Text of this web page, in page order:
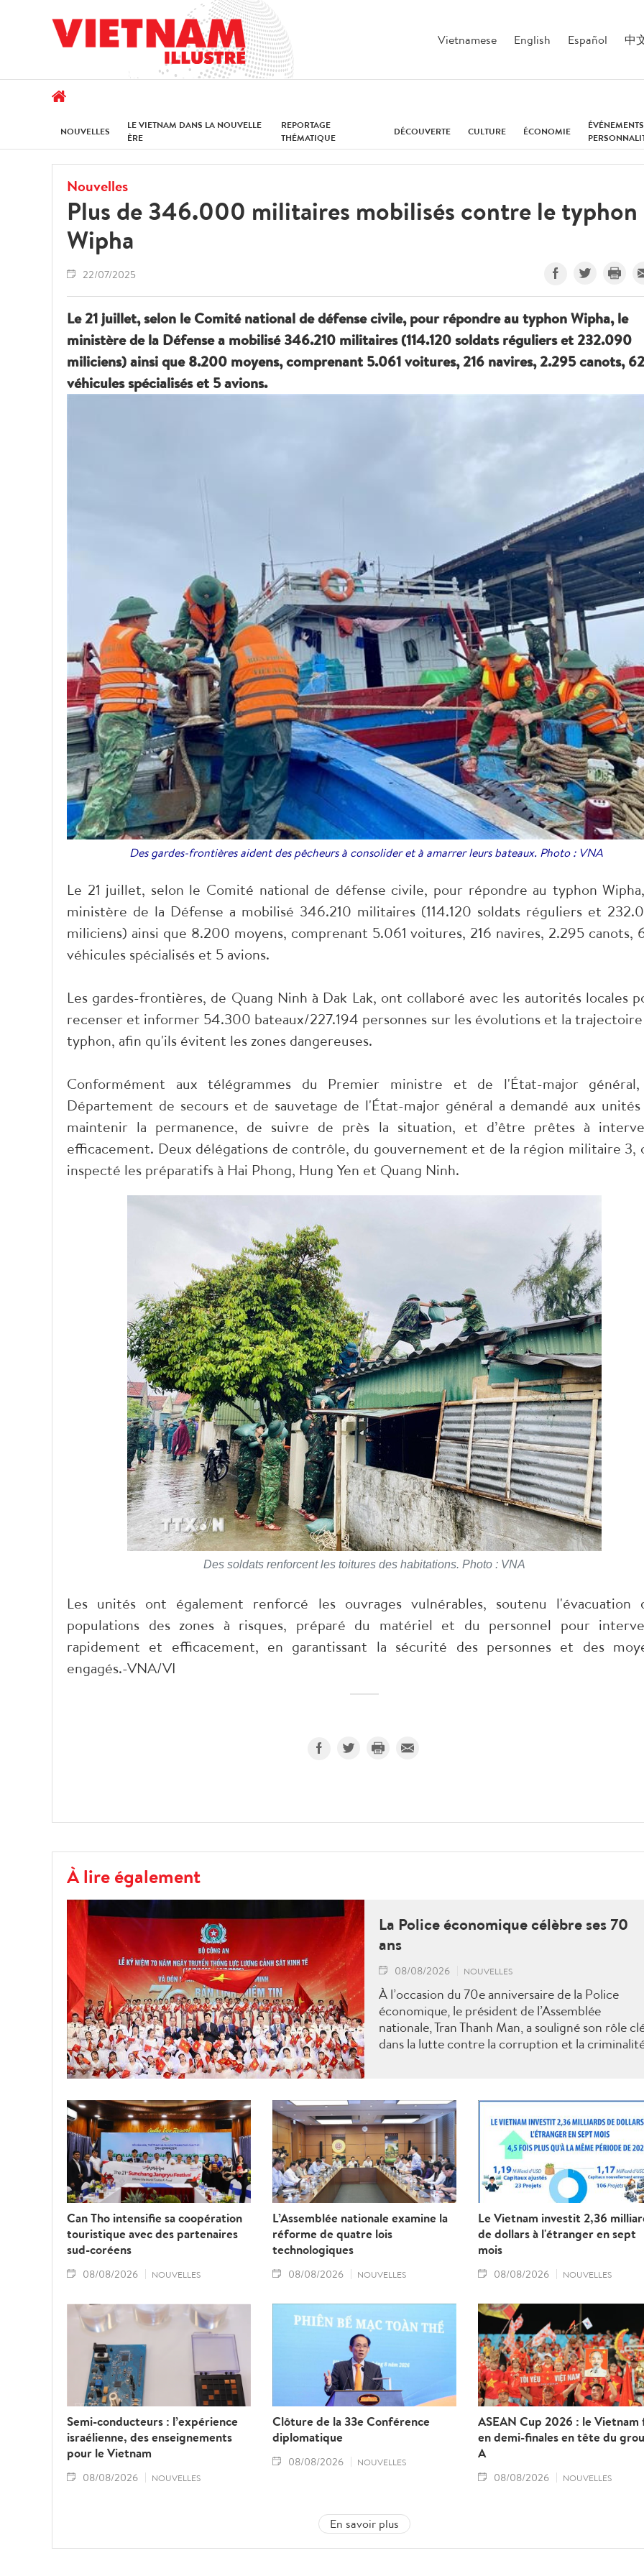
Vietnamese English Español 中
NOUVELLES
LE VIETNAM DANS LA NOUVELLE
ÈRE
REPORTAGE
THÉMATIQUE
DÉCOUVERTE CULTURE ÉCONOMIE
Nouvelles
Plus de 346.000 militaires mobilisés contre le typhon
Wipha
22/07/2025
Le 21 juillet, selon le Comité national de défense civile, pour répondre au typhon Wipha, le
ministère de la Défense a mobilisé 346.210 militaires (114.120 soldats réguliers et 232.090
miliciens) ainsi que 8.200 moyens, comprenant 5.061 voitures, 216 navires, 2.295 canots,
véhicules spécialisés et 5 avions.
Des gardes-frontières aident des pêcheurs à consolider et à amarrer leurs bateaux. Photo : VNA
Le 21 juillet, selon le Comité national de défense civile, pour répondre au typhon
ministère de la Défense a mobilisé 346.210 militaires (114.120 soldats réguliers et
miliciens) ainsi que 8.200 moyens, comprenant 5.061 voitures, 216 navires, 2.295 canots,
véhicules spécialisés et 5 avions.
Les gardes-frontières, de Quang Ninh à Dak Lak, ont collaboré avec les autorités locales
recenser et informer 54.300 bateaux/227.194 personnes sur les évolutions et la
typhon, afin qu'ils évitent les zones dangereuses.
Conformément aux télégrammes du Premier ministre et de l'État-major
Département de secours et de sauvetage de l'État-major général a demandé aux
maintenir la permanence, de suivre de près la situation, et d’être prêtes à
efficacement. Deux délégations de contrôle, du gouvernement et de la région militaire 3,
inspecté les préparatifs à Hai Phong, Hung Yen et Quang Ninh.
Des soldats renforcent les toitures des habitations. Photo : VNA
Les unités ont également renforcé les ouvrages vulnérables, soutenu l'évacuation
populations des zones à risques, préparé du matériel et du personnel pour
rapidement et efficacement, en garantissant la sécurité des personnes et des
engagés.-VNA/VI
À lire également
La Police économique célèbre ses 70
ans
08/08/2026 NOUVELLES
À l’occasion du 70e anniversaire de la Police
économique, le président de l’Assemblée
nationale, Tran Thanh Man, a souligné son rôle
dans la lutte contre la corruption et la
Can Tho intensifie sa coopération
touristique avec des partenaires
sud-coréens
08/08/2026 NOUVELLES
L’Assemblée nationale examine la
réforme de quatre lois
technologiques
08/08/2026 NOUVELLES
Le Vietnam investit 2,36
de dollars à l'étranger en sept
mois
08/08/2026 NOUVELLES
Semi-conducteurs : l’expérience
israélienne, des enseignements
pour le Vietnam
08/08/2026 NOUVELLES
Clôture de la 33e Conférence
diplomatique
08/08/2026 NOUVELLES
ASEAN Cup 2026 : le Vietnam
en demi-finales en tête du
A
08/08/2026 NOUVELLES
En savoir plus